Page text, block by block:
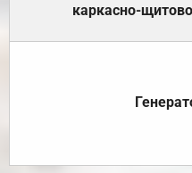
каркасно-